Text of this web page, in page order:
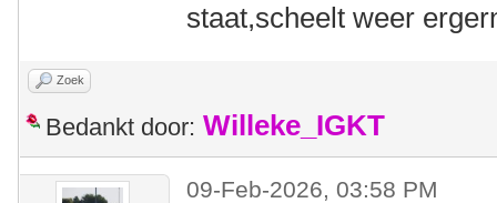
staat,scheelt weer
Zoek
Bedankt door: Willeke_IGKT
09-Feb-2026, 03:58 PM